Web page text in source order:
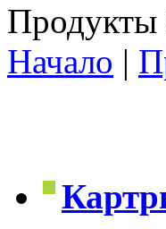
Продукты
Начало |